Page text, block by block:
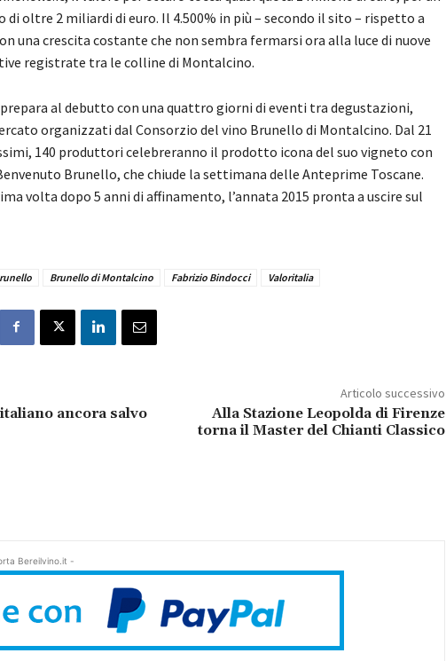
di oltre 2 miliardi di euro. Il 4.500% in più – secondo il sito – rispetto a
una crescita costante che non sembra fermarsi ora alla luce di nuove
registrate tra le colline di Montalcino.
al debutto con una quattro giorni di eventi tra degustazioni,
organizzati dal Consorzio del vino Brunello di Montalcino. Dal 21
140 produttori celebreranno il prodotto icona del suo vigneto con
Brunello, che chiude la settimana delle Anteprime Toscane.
volta dopo 5 anni di affinamento, l’annata 2015 pronta a uscire sul
Brunello di Montalcino Fabrizio Bindocci Valoritalia
ancora salvo
Articolo successivo
Alla Stazione Leopolda di Firenze
torna il Master del Chianti Classico
Bereilvino.it -